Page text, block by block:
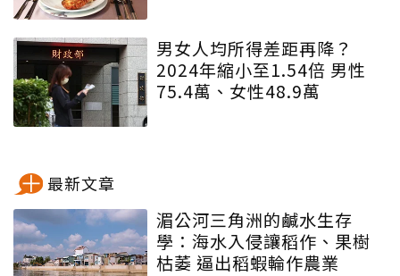
男女人均所得差距再降？
2024年縮小至1.54倍 男性
75.4萬、女性48.9萬
最新文章
湄公河三角洲的鹹水生存
學：海水入侵讓稻作、果樹
枯萎 逼出稻蝦輪作農業